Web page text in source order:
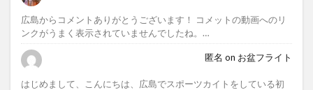
広島からコメントありがとうございます！ コメットの動画へのリ
ンクがうまく表示されていませんでしたね。…
匿名 on お盆フライト
はじめまして、こんにちは、広島でスポーツカイトをしている初